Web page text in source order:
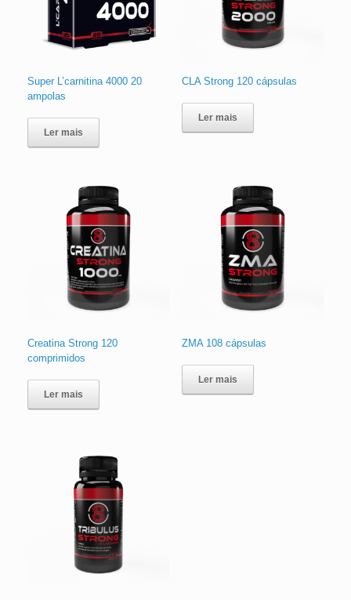
Super L’carnitina 4000 20
ampolas
Ler mais
CLA Strong 120 cápsulas
Ler mais
Creatina Strong 120
comprimidos
Ler mais
ZMA 108 cápsulas
Ler mais